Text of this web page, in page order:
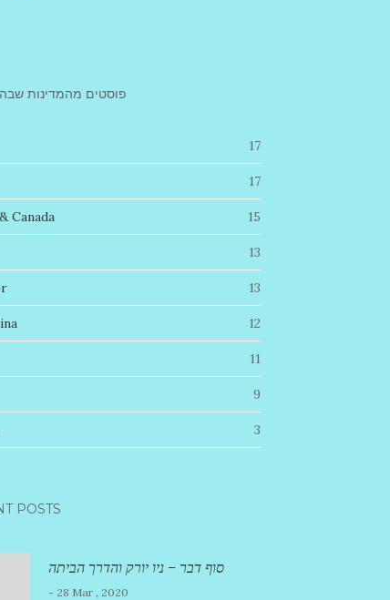
פוסטים מהמדינות
17
17
Canada 15
13
13
12
11
9
3
POSTS
סוף דבר – ניו יורק והדרך הביתה
- 28 Mar , 2020